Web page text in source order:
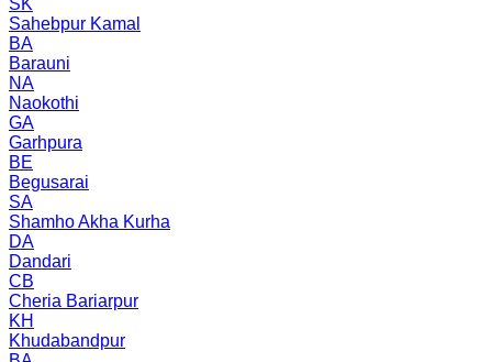
Sahebpur Kamal
BA
Barauni
NA
Naokothi
GA
Garhpura
BE
Begusarai
SA
Shamho Akha Kurha
DA
Dandari
CB
Cheria Bariarpur
KH
Khudabandpur